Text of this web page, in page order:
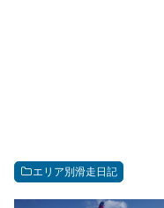
エリア別滑走日記